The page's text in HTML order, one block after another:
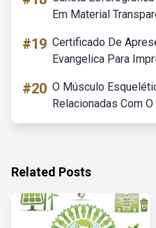
Em Material
#19 Certificado De
Evangelica Para
#20 O Músculo
Relacionadas Com
Related Posts